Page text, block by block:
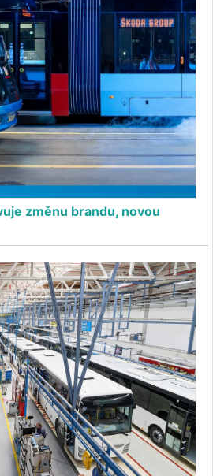
změnu brandu, novou